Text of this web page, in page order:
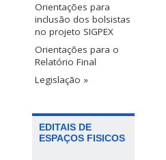
Orientações para
inclusão dos bolsistas
no projeto SIGPEX
Orientações para o
Relatório Final
Legislação »
EDITAIS DE
ESPAÇOS FISICOS